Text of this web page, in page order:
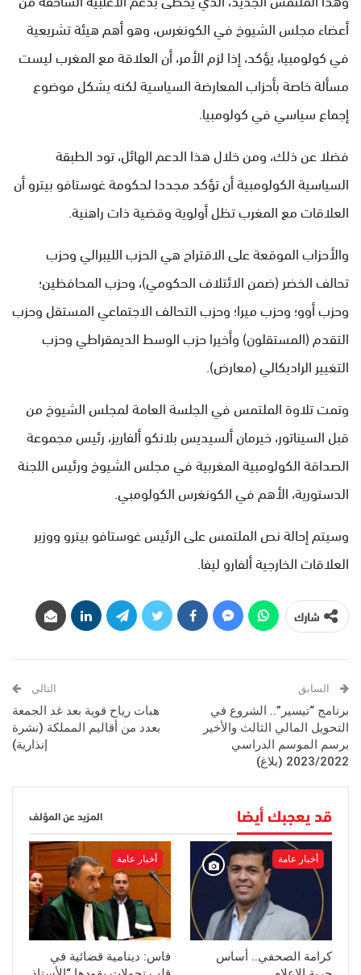
أعضاء مجلس الشيوخ في الكونغرس، وهو أهم هيئة تشريعية
في كولومبيا، يؤكد، إذا لزم الأمر، أن العلاقة مع المغرب ليست
مسألة خاصة بأحزاب المعارضة السياسية لكنه يشكل موضوع
إجماع سياسي في كولومبيا.
فضلا عن ذلك، ومن خلال هذا الدعم الهائل، تود الطبقة
السياسية الكولومبية أن تؤكد مجددا لحكومة غوستافو بيترو أن
العلاقات مع المغرب تظل أولوية وقضية ذات راهنية.
والأحزاب الموقعة على الاقتراح هي الحزب الليبرالي وحزب
تحالف الخضر (ضمن الائتلاف الحكومي)، وحزب المحافظين؛
وحزب أوو؛ وحزب ميرا؛ وحزب التحالف الاجتماعي المستقل وحزب
التقدم (المستقلون) وأخيرا حزب الوسط الديمقراطي وحزب
التغيير الراديكالي (معارض).
وتمت تلاوة الملتمس في الجلسة العامة لمجلس الشيوخ من
قبل السيناتور، خيرمان ألسيديس بلانكو ألفاريز، رئيس مجموعة
الصداقة الكولومبية المغربية في مجلس الشيوخ ورئيس اللجنة
الدستورية، الأهم في الكونغرس الكولومبي.
وسيتم إحالة نص الملتمس على الرئيس غوستافو بيترو ووزير
العلاقات الخارجية ألفارو ليفا.
شارك
السابق
برنامج “تيسير”.. الشروع في
التحويل المالي الثالث والأخير
برسم الموسم الدراسي
2023/2022 (بلاغ)
التالي
هبات رياح قوية بعد غد الجمعة
بعدد من أقاليم المملكة (نشرة
إنذارية)
قد يعجبك أيضا المزيد عن المؤلف
أخبار عامة
كرامة الصحفي.. أساس
أخبار عامة
فاس: دينامية قضائية في